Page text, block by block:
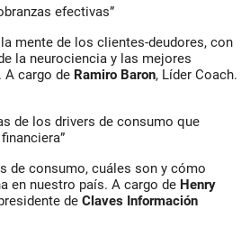
efectivas”
mente de los clientes-deudores, con
la neurociencia y las mejores
A cargo de Ramiro Baron, Líder Coach.
de los drivers de consumo que
de consumo, cuáles son y cómo
en nuestro país. A cargo de Henry
de Claves Información